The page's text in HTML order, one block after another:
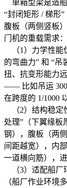
单箱型梁是造船
“封闭矩形 / 梯形
腹板（两侧竖板
门机的重载需求：
（1）力学性能
的弯曲力” 和 “吊
扭、抗变形能力
—— 比如吊运 300
在跨度的 1/1000
（2）结构稳定
处理”（下翼缘板
钢），腹板（两
间距越宽），内
一道横向筋），
（3）适配船厂
（船厂作业环境